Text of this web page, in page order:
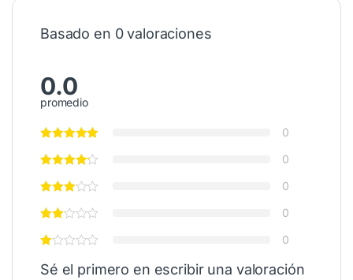
Basado en 0 valoraciones
0.0
promedio
0
0
0
0
0
Sé el primero en escribir una valoración